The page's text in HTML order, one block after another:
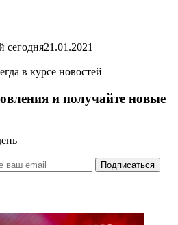
сегодня21.01.2021
в курсе новостей
и получайте новые